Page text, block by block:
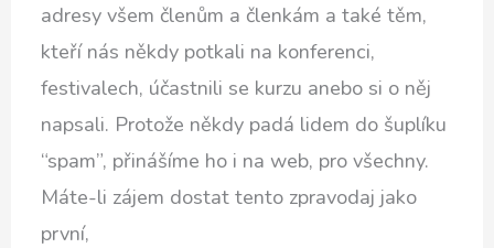
adresy všem členům a členkám a také těm,
kteří nás někdy potkali na konferenci,
festivalech, účastnili se kurzu anebo si o něj
napsali. Protože někdy padá lidem do šuplíku
“spam”, přinášíme ho i na web, pro všechny.
Máte-li zájem dostat tento zpravodaj jako
první,